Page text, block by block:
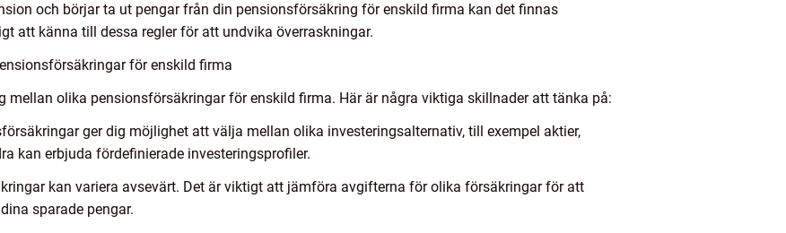
och börjar ta ut pengar från din pensionsförsäkring för enskild firma kan det finnas
att känna till dessa regler för att undvika överraskningar.
för enskild firma
mellan olika pensionsförsäkringar för enskild firma. Här är några viktiga skillnader att tänka på:
ger dig möjlighet att välja mellan olika investeringsalternativ, till exempel aktier,
kan erbjuda fördefinierade investeringsprofiler.
kan variera avsevärt. Det är viktigt att jämföra avgifterna för olika försäkringar för att
sparade pengar.